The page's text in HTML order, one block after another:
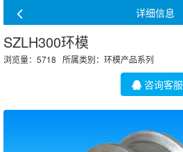
详细信息
SZLH300环模
浏览量：5718 所属类别： 环模产品系列
咨询客服